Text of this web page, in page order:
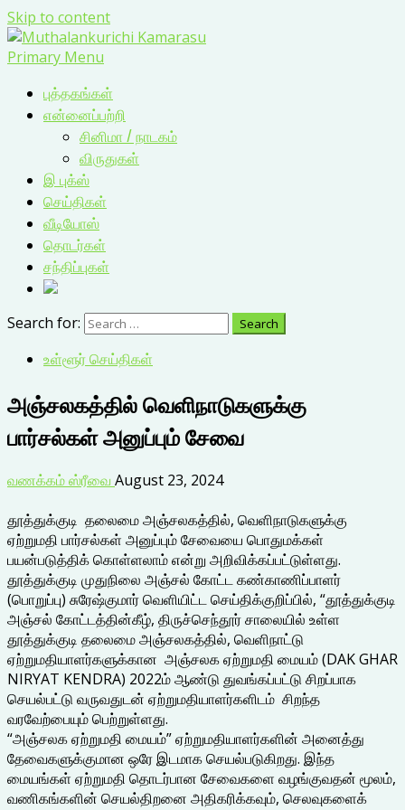
Skip to content
Primary Menu
புத்தகங்கள்
என்னைப்பற்றி
சினிமா / நாடகம்
விருதுகள்
இ புக்ஸ்
செய்திகள்
வீடியோஸ்
தொடர்கள்
சந்திப்புகள்
Search for:
உள்ளூர் செய்திகள்
அஞ்சலகத்தில் வெளிநாடுகளுக்கு
பார்சல்கள் அனுப்பும் சேவை
வணக்கம் ஸ்ரீவை August 23, 2024
தூத்துக்குடி தலைமை அஞ்சலகத்தில், வெளிநாடுகளுக்கு
ஏற்றுமதி பார்சல்கள் அனுப்பும் சேவையை பொதுமக்கள்
பயன்படுத்திக் கொள்ளலாம் என்று அறிவிக்கப்பட்டுள்ளது.
தூத்துக்குடி முதுநிலை அஞ்சல் கோட்ட கண்காணிப்பாளர்
(பொறுப்பு) சுரேஷ்குமார் வெளியிட்ட செய்திக்குறிப்பில், “தூத்துக்குடி
அஞ்சல் கோட்டத்தின்கீழ், திருச்செந்தூர் சாலையில் உள்ள
தூத்துக்குடி தலைமை அஞ்சலகத்தில், வெளிநாட்டு
ஏற்றுமதியாளர்களுக்கான அஞ்சலக ஏற்றுமதி மையம் (DAK GHAR
NIRYAT KENDRA) 2022ம் ஆண்டு துவங்கப்பட்டு சிறப்பாக
செயல்பட்டு வருவதுடன் ஏற்றுமதியாளர்களிடம் சிறந்த
வரவேற்பையும் பெற்றுள்ளது.
“அஞ்சலக ஏற்றுமதி மையம்” ஏற்றுமதியாளர்களின் அனைத்து
தேவைகளுக்குமான ஒரே இடமாக செயல்படுகிறது. இந்த
மையங்கள் ஏற்றுமதி தொடர்பான சேவைகளை வழங்குவதன் மூலம்,
வணிகங்களின் செயல்திறனை அதிகரிக்கவும், செலவுகளைக்